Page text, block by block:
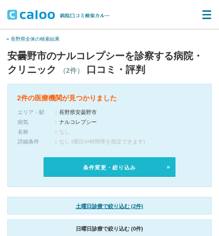
« 長野県全体の検索結果
安曇野市のナルコレプシーを診察する病院・
クリニック
（2件） 口コミ・評判
2件の医療機関が見つかりました
エリア・駅
長野県安曇野市
病気
ナルコレプシー
名称
なし
詳細条件
なし (曜日や時間帯を指定できます)
条件変更・絞り込み
土曜日診療で絞り込む (2件)
日曜日診療で絞り込む (0件)